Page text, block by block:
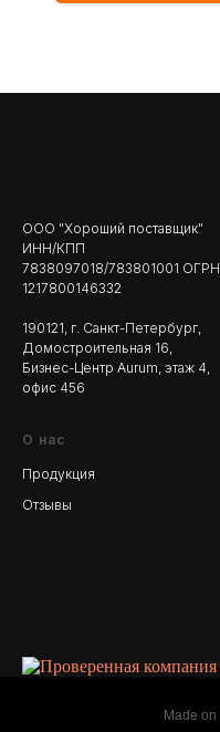
ООО "Хороший поставщик"
ИНН/КПП
7838097018/783801001 ОГРН
1217800146332
190121, г. Санкт-Петербург,
Домостроительная 16,
Бизнес-Центр Aurum, этаж 4,
офис 456
О нас
Продукция
Отзывы
Made on